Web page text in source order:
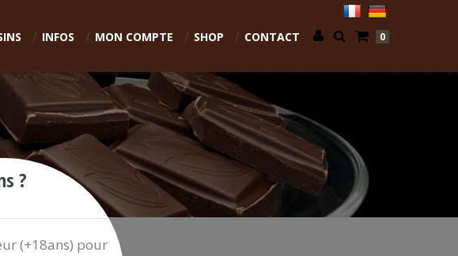
0
INFOS MON COMPTE SHOP CONTACT
?
(+18ans) pour